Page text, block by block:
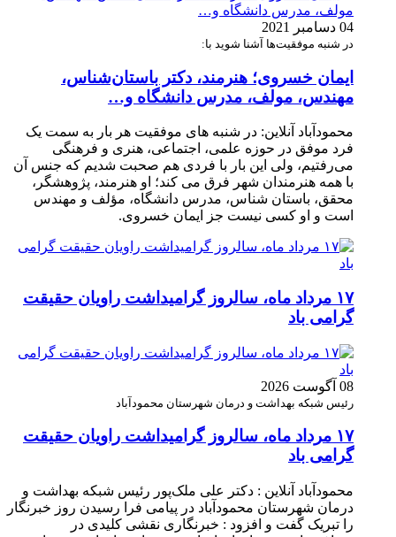
04 دسامبر 2021
در شنبه موفقیت‌ها آشنا شوید با:
ایمان خسروی؛ هنرمند، دکتر باستان‌شناس،
مهندس، مولف، مدرس دانشگاه و…
محمودآباد آنلاین: در شنبه های موفقیت هر بار به سمت یک
فرد موفق در حوزه علمی، اجتماعی، هنری و فرهنگی
می‌رفتیم، ولی این بار با فردی هم صحبت شدیم که جنس آن
با همه هنرمندان شهر فرق می کند؛ او هنرمند، پژوهشگر،
محقق، باستان شناس، مدرس دانشگاه، مؤلف و مهندس
است و او کسی نیست جز ایمان خسروی.
۱۷ مرداد ماه، سالروز گرامیداشت راویان حقیقت
گرامی باد
08 آگوست 2026
رئیس شبکه بهداشت و درمان شهرستان محمودآباد
۱۷ مرداد ماه، سالروز گرامیداشت راویان حقیقت
گرامی باد
محمودآباد آنلاین : دکتر علی ملک‌پور رئیس شبکه بهداشت و
درمان شهرستان محمودآباد در پیامی فرا رسیدن روز خبرنگار
را تبریک گفت و افزود : خبرنگاری نقشی کلیدی در